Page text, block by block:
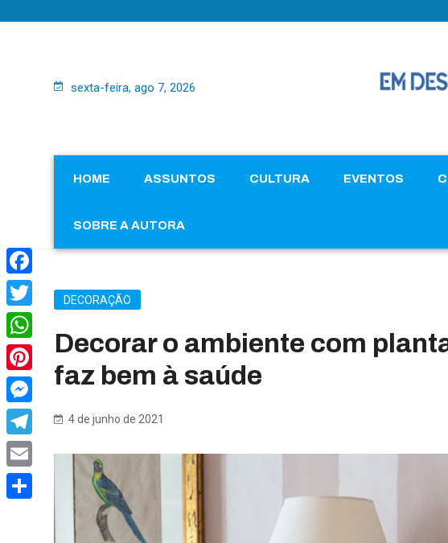
sexta-feira, ago 7, 2026
HOME ASSUNTOS CULTURA EVENTOS
SOBRE A AUTORA
DECORAÇÃO
Decorar o ambiente com
faz bem à saúde
4 de junho de 2021
Facebook
Twitter
WhatsApp
Pinterest
Messenger
Telegram
Email